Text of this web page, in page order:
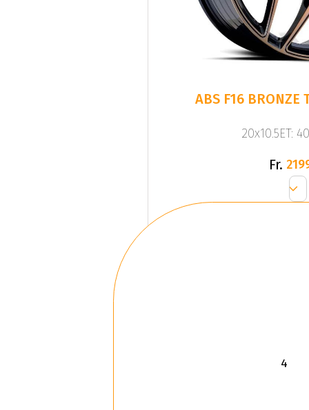
ABS F16 BRONZE
20x10.5ET:
Fr.